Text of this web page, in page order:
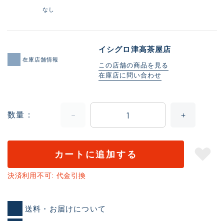
なし
在庫店舗情報
イシグロ津高茶屋店
この店舗の商品を見る
在庫店に問い合わせ
数量
カートに追加する
決済利用不可: 代金引換
送料・お届けについて